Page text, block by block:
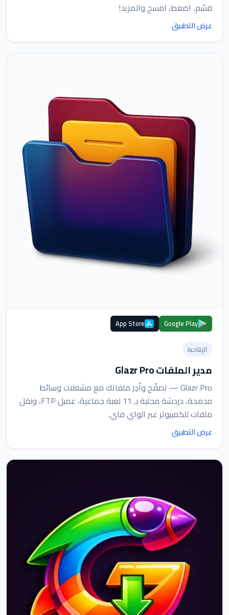
قسّم، اضغط، امسح والمزيد!
عرض التطبيق
Google Play
App Store
الإنتاجية
مدير الملفات Glazr Pro
Glazr Pro — تصفّح وأدِر ملفاتك مع مشغلات وسائط
مدمجة، دردشة محلية بـ 11 لعبة جماعية، عميل FTP، ونقل
ملفات للكمبيوتر عبر الواي فاي.
عرض التطبيق